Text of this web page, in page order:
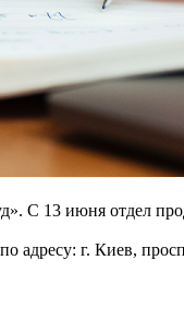
С 13 июня отдел
г. Киев,